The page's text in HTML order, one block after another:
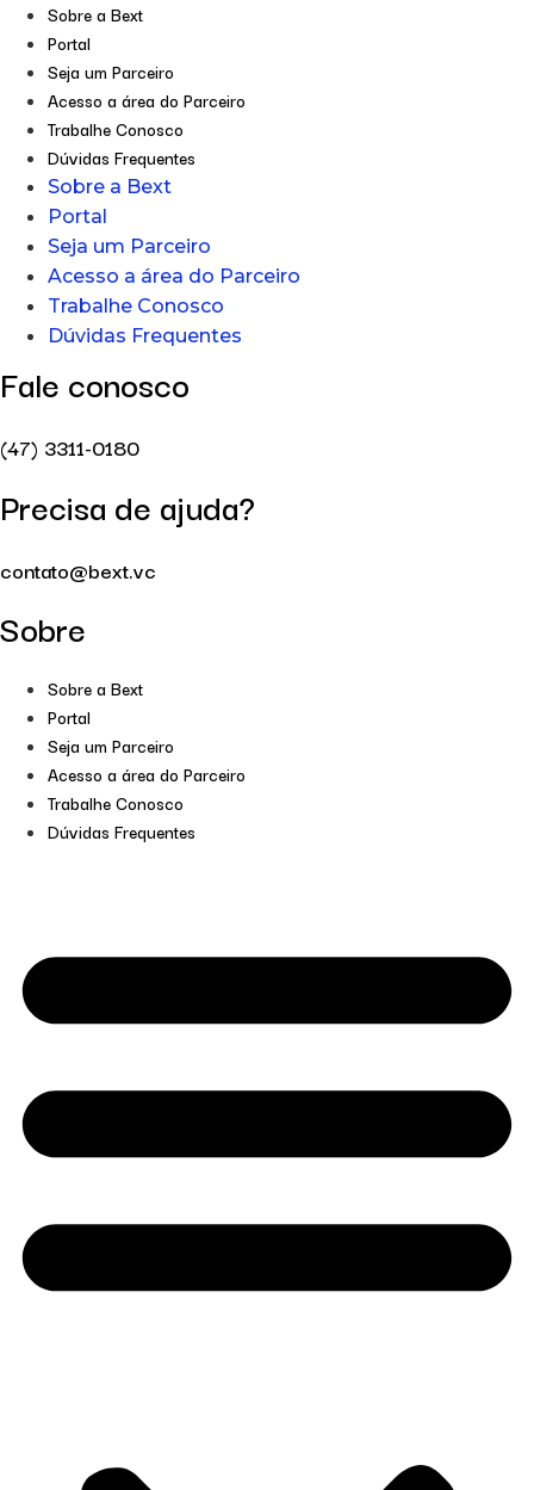
Sobre a Bext
Portal
Seja um Parceiro
Acesso a área do Parceiro
Trabalhe Conosco
Dúvidas Frequentes
Sobre a Bext
Portal
Seja um Parceiro
Acesso a área do Parceiro
Trabalhe Conosco
Dúvidas Frequentes
Fale conosco
(47) 3311-0180
Precisa de ajuda?
contato@bext.vc
Sobre
Sobre a Bext
Portal
Seja um Parceiro
Acesso a área do Parceiro
Trabalhe Conosco
Dúvidas Frequentes